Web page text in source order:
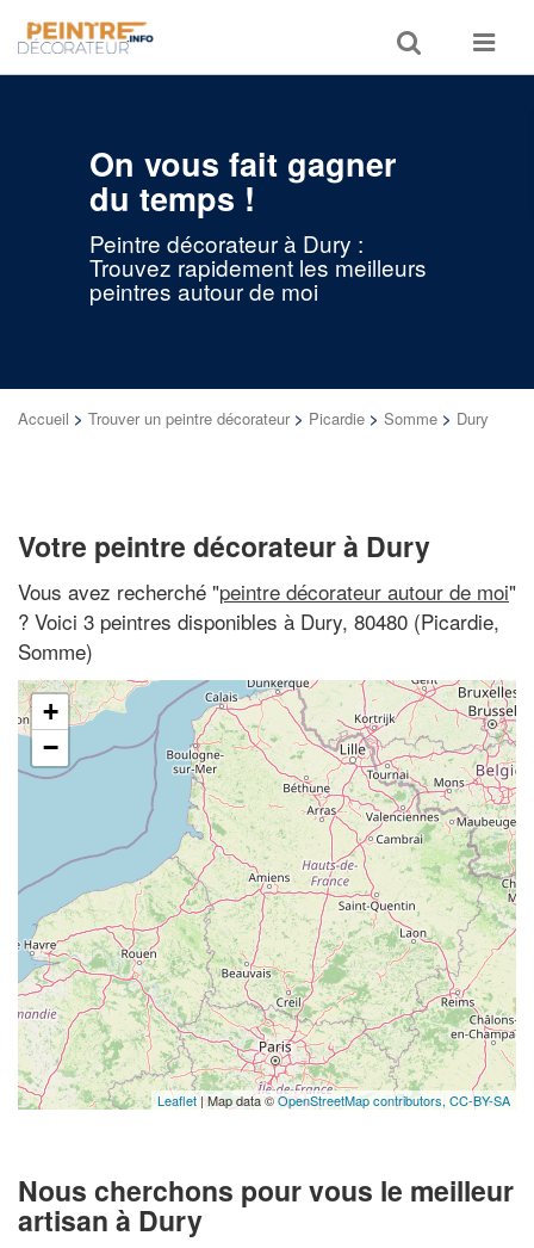
Toggle
search
Toggle
On vous fait gagner
du temps !
Peintre décorateur à Dury :
Trouvez rapidement les meilleurs
peintres autour de moi
Accueil > Trouver un peintre décorateur > Picardie > Somme > Dury
Votre peintre décorateur à Dury
Vous avez recherché "peintre décorateur autour de moi"
? Voici 3 peintres disponibles à Dury, 80480 (Picardie,
Somme)
+
−
Leaflet | Map data ©OpenStreetMap contributors, CC-BY-SA
Nous cherchons pour vous le meilleur
artisan à Dury